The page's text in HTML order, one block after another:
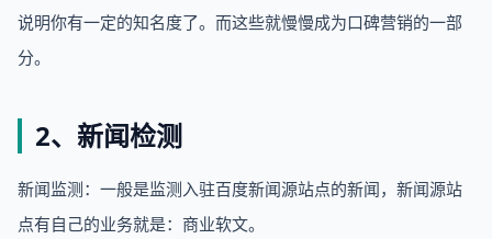
说明你有一定的知名度了。而这些就慢慢成为口碑营销的一部
分。
2、新闻检测
新闻监测：一般是监测入驻百度新闻源站点的新闻，新闻源站
点有自己的业务就是：商业软文。